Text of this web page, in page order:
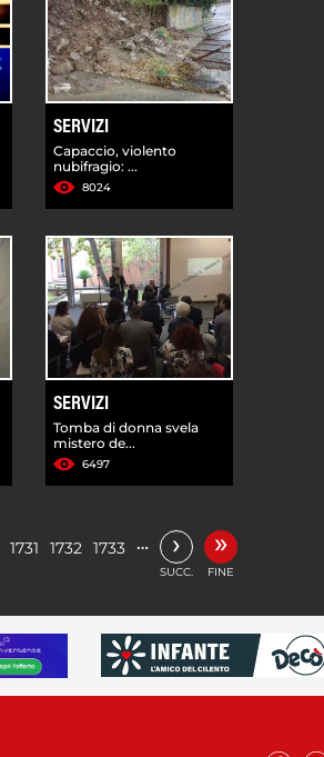
SERVIZI
Capaccio, violento
nubifragio: ...
8024
SERVIZI
Tomba di donna svela
mistero de...
6497
1731 1732 1733 … ›
SUCC.
»
FINE